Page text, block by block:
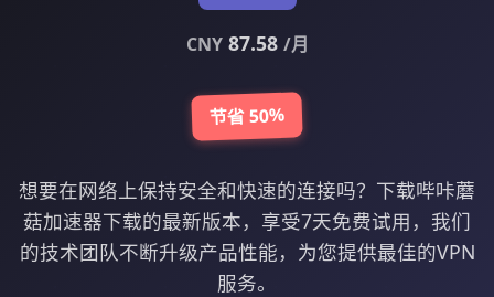
CNY87.58 /月
节省 50%
想要在网络上保持安全和快速的连接吗？下载哔咔蘑
菇加速器下载的最新版本，享受7天免费试用，我们
的技术团队不断升级产品性能，为您提供最佳的VPN
服务。